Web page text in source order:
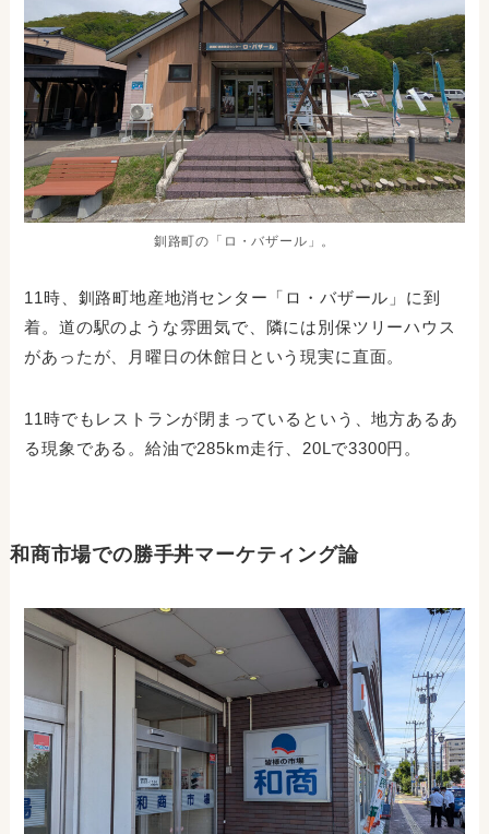
釧路町の「ロ・バザール」。
11時、釧路町地産地消センター「ロ・バザール」に到
着。道の駅のような雰囲気で、隣には別保ツリーハウス
があったが、月曜日の休館日という現実に直面。
11時でもレストランが閉まっているという、地方あるあ
る現象である。給油で285km走行、20Lで3300円。
和商市場での勝手丼マーケティング論